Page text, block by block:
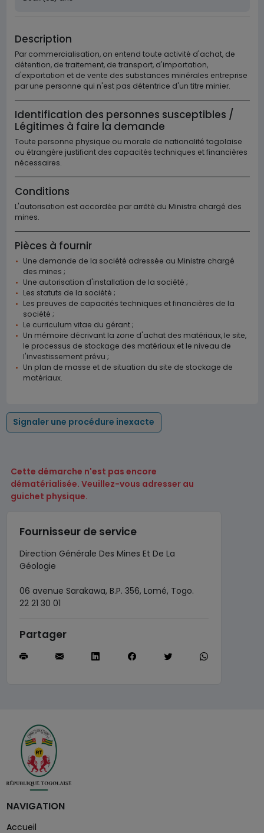
Description
Par commercialisation, on entend toute activité d'achat, de
détention, de traitement, de transport, d'importation,
d'exportation et de vente des substances minérales entreprise
par une personne qui n'est pas détentrice d'un titre minier.
Identification des personnes susceptibles /
Légitimes à faire la demande
Toute personne physique ou morale de nationalité togolaise
ou étrangère justifiant des capacités techniques et financières
nécessaires.
Conditions
L'autorisation est accordée par arrêté du Ministre chargé des
mines.
Pièces à fournir
Une demande de la société adressée au Ministre chargé
des mines ;
Une autorisation d'installation de la société ;
Les statuts de la société ;
Les preuves de capacités techniques et financières de la
société ;
Le curriculum vitae du gérant ;
Un mémoire décrivant la zone d'achat des matériaux, le site,
le processus de stockage des matériaux et le niveau de
l'investissement prévu ;
Un plan de masse et de situation du site de stockage de
matériaux.
Signaler une procédure inexacte
Cette démarche n'est pas encore
dématérialisée. Veuillez-vous adresser au
guichet physique.
Fournisseur de service
Direction Générale Des Mines Et De La
Géologie
06 avenue Sarakawa, B.P. 356, Lomé, Togo.
22 21 30 01
Partager
NAVIGATION
Accueil